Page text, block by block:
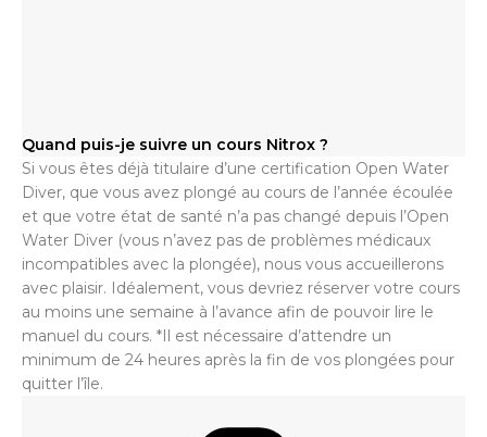
Quand puis-je suivre un cours Nitrox ?
Si vous êtes déjà titulaire d’une certification Open Water
Diver, que vous avez plongé au cours de l’année écoulée
et que votre état de santé n’a pas changé depuis l’Open
Water Diver (vous n’avez pas de problèmes médicaux
incompatibles avec la plongée), nous vous accueillerons
avec plaisir. Idéalement, vous devriez réserver votre cours
au moins une semaine à l’avance afin de pouvoir lire le
manuel du cours. *Il est nécessaire d’attendre un
minimum de 24 heures après la fin de vos plongées pour
quitter l’île.